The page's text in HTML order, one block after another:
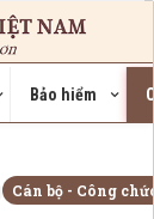
Bảo hiểm
Cán bộ - Công